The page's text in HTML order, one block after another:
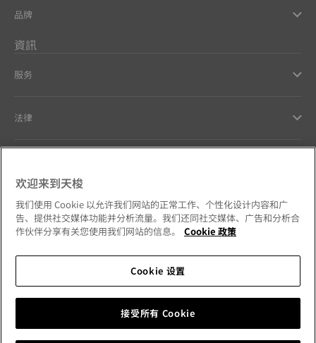
品牌
資訊
服务
法律
Our commitments
Follow us on social media
Change country
欢迎来到天梭
我们使用 Cookie 以允许我们网站的正常工作、个性化设计内容和广
告、提供社交媒体功能并分析流量。我们还同社交媒体、广告和分析合
作伙伴分享有关您使用我们网站的信息。
Cookie 政策
Cookie 设置
接受所有 Cookie